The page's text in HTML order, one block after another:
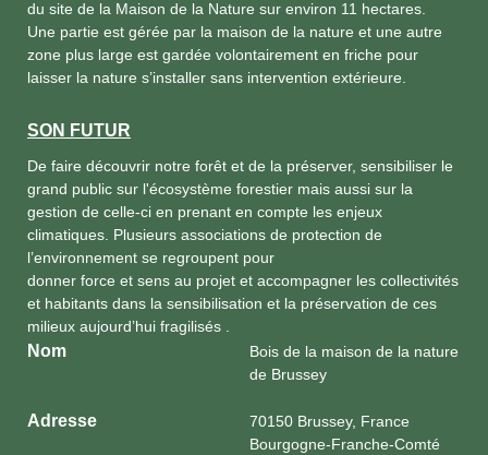
du site de la Maison de la Nature sur environ 11 hectares.
Une partie est gérée par la maison de la nature et une autre
zone plus large est gardée volontairement en friche pour
laisser la nature s’installer sans intervention extérieure.
SON FUTUR
De faire découvrir notre forêt et de la préserver, sensibiliser le
grand public sur l'écosystème forestier mais aussi sur la
gestion de celle-ci en prenant en compte les enjeux
climatiques. Plusieurs associations de protection de
l’environnement se regroupent pour
donner force et sens au projet et accompagner les collectivités
et habitants dans la sensibilisation et la préservation de ces
milieux aujourd’hui fragilisés .
Nom
Bois de la maison de la nature
de Brussey
Adresse
70150 Brussey, France
Bourgogne-Franche-Comté